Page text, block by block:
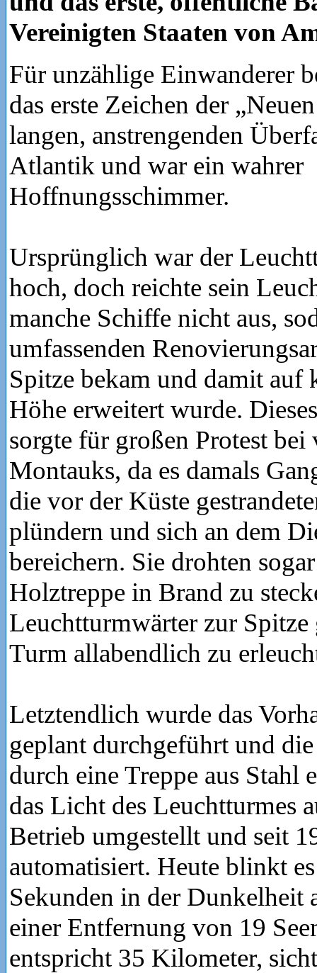
Vereinigten Staaten von
Für unzählige Einwanderer
das erste Zeichen der
langen, anstrengenden
Atlantik und war ein wahrer
Hoffnungsschimmer.
Ursprünglich war der
hoch, doch reichte sein
manche Schiffe nicht aus,
umfassenden
Spitze bekam und damit auf
Höhe erweitert wurde.
sorgte für großen Protest
Montauks, da es damals
die vor der Küste
plündern und sich an dem
bereichern. Sie drohten
Holztreppe in Brand zu
Leuchtturmwärter zur Spitze
Turm allabendlich zu
Letztendlich wurde das
geplant durchgeführt und
durch eine Treppe aus Stahl
das Licht des Leuchtturmes
Betrieb umgestellt und seit
automatisiert. Heute blinkt
Sekunden in der Dunkelheit
einer Entfernung von 19
entspricht 35 Kilometer,